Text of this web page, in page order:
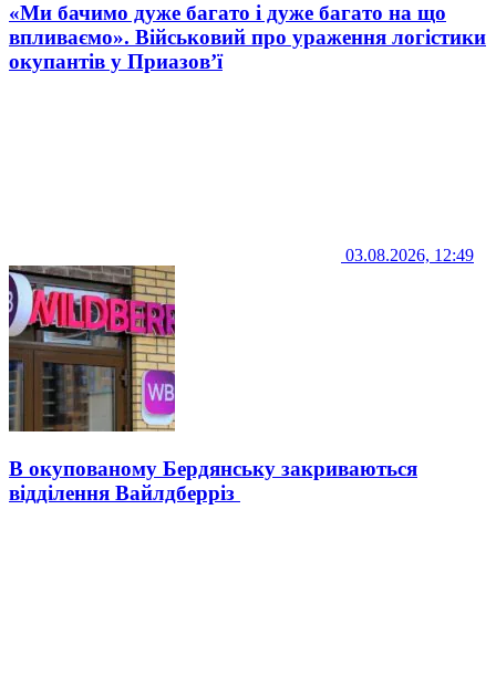
«Ми бачимо дуже багато і дуже багато на що
впливаємо». Військовий про ураження логістики
окупантів у Приазов’ї
03.08.2026, 12:49
В окупованому Бердянську закриваються
відділення Вайлдберріз